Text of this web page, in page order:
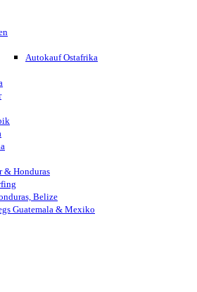
Autokauf Ostafrika
& Honduras
Belize
Guatemala & Mexiko